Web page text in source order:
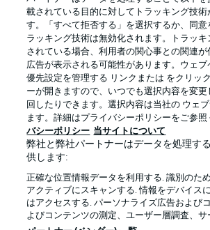
Official Partners
プライバシー・ポリシー 優先設定
載されている目的に対してトラッキング技術
す。「すべて拒否する」を選択するか、同意
ラッキング技術は無効化されます。トラッ
されている場合、利用者の関心事との関連
広告が表示される可能性があります。ウェブ
優先設定を管理する リンクまたは をクリッ
ーが開きますので、いつでも選択内容を変
回したりできます。選択内容は当社の ウェ
ます。詳細はプライバシーポリシーをご参照
バシーポリシー 当サイトについて
弊社と弊社パートナーはデータを処理す
供します:
正確な位置情報データを利用する. 識別のた
アクティブにスキャンする. 情報をデバイス
はアクセスする. パーソナライズ広告および
よびコンテンツの測定、ユーザー層調査、サ